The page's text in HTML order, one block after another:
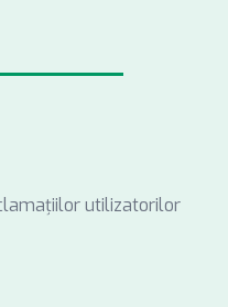
utilizatorilor